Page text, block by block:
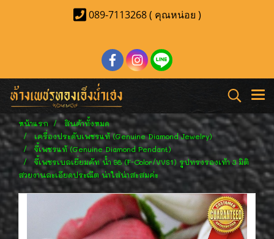
089-7113268 ( คุณหน่อย )
หน้าแรก
สินค้าทั้งหมด
เครื่องประดับเพชรแท้ (Genuine Diamond Jewelry)
จี้เพชรแท้ (Genuine Diamond Pendant)
จี้เพชรเบลเยี่ยมคัท น้ำ 98 (F-Color/VVS1) รูปทรงรองเท้า 3 มิติ
สวยงานละเอียดประณีต น่าใส่น่าสะสมค่ะ